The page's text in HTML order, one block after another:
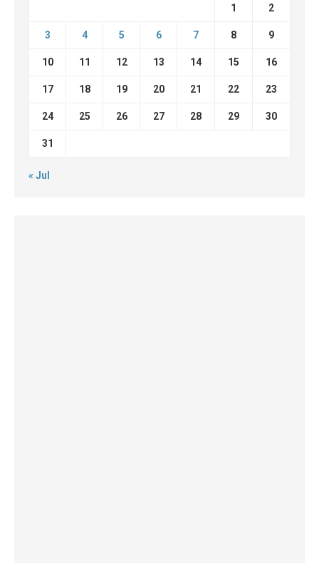
1 2
3 4 5 6 7 8 9
10 11 12 13 14 15 16
17 18 19 20 21 22 23
24 25 26 27 28 29 30
31
« Jul